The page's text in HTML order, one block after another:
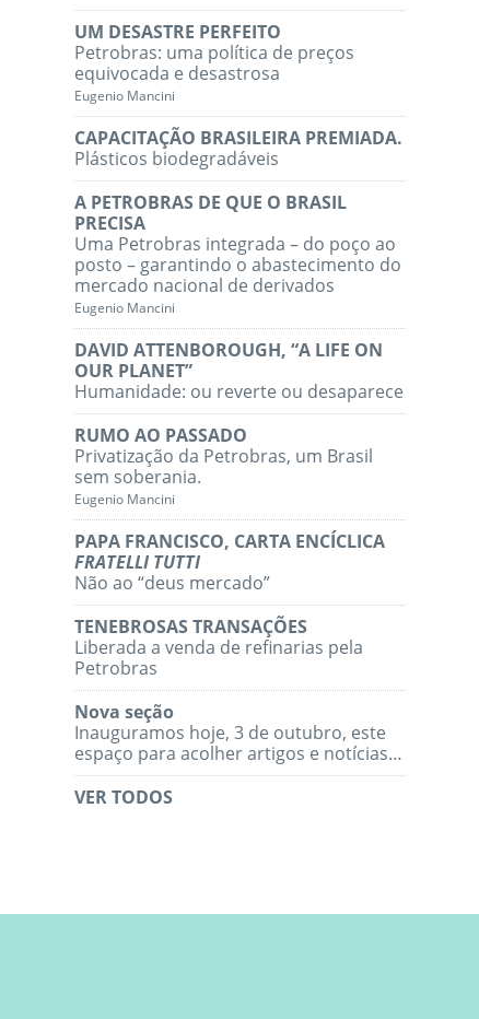
UM DESASTRE PERFEITO
Petrobras: uma política de preços
equivocada e desastrosa
Eugenio Mancini
CAPACITAÇÃO BRASILEIRA PREMIADA.
Plásticos biodegradáveis
A PETROBRAS DE QUE O BRASIL
PRECISA
Uma Petrobras integrada – do poço ao
posto – garantindo o abastecimento do
mercado nacional de derivados
Eugenio Mancini
DAVID ATTENBOROUGH, “A LIFE ON
OUR PLANET”
Humanidade: ou reverte ou desaparece
RUMO AO PASSADO
Privatização da Petrobras, um Brasil
sem soberania.
Eugenio Mancini
PAPA FRANCISCO, CARTA ENCÍCLICA
FRATELLI TUTTI
Não ao “deus mercado”
TENEBROSAS TRANSAÇÕES
Liberada a venda de refinarias pela
Petrobras
Nova seção
Inauguramos hoje, 3 de outubro, este
espaço para acolher artigos e notícias…
VER TODOS